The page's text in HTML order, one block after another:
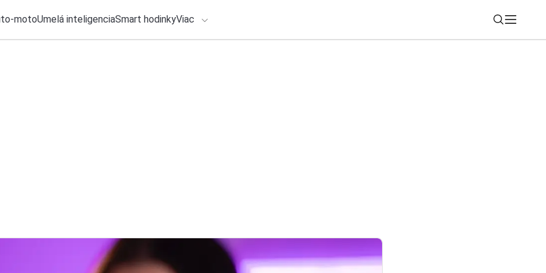
motoUmelá inteligenciaSmart hodinkyViac